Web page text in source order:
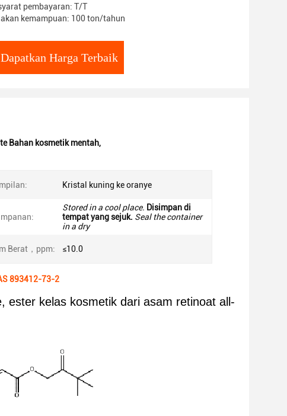
pembayaran: T/T
kemampuan: 100 ton/tahun
Dapatkan Harga Terbaik
Bahan kosmetik mentah,
Kristal kuning ke oranye
Stored in a cool place. Disimpan di
tempat yang sejuk. Seal the container
in a dry
Berat，ppm: ≤10.0
893412-73-2
ester kelas kosmetik dari asam retinoat all-